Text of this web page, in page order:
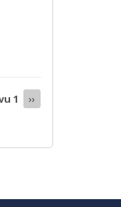
1
Seuraava
sivu
››